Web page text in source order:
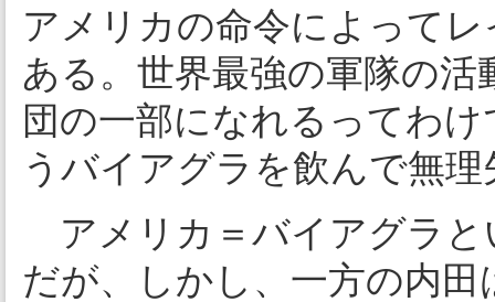
アメリカの命令によって
ある。世界最強の軍隊の活
団の一部になれるってわ
うバイアグラを飲んで無
アメリカ＝バイアグラと
だが、しかし、一方の内